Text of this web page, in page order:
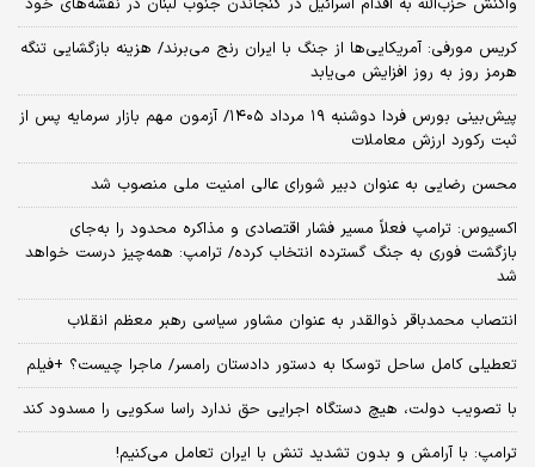
کریس مورفی: آمریکایی‌ها از جنگ با ایران رنج می‌برند/ هزینه بازگشایی تنگه
هرمز روز به روز افزایش می‌یابد
​پیش‌بینی بورس فردا دوشنبه ۱۹ مرداد ۱۴۰۵/ آزمون مهم بازار سرمایه پس از
ثبت رکورد ارزش معاملات
محسن رضایی به عنوان دبیر شورای عالی امنیت ملی منصوب شد
اکسیوس: ترامپ فعلاً مسیر فشار اقتصادی و مذاکره محدود را به‌جای
بازگشت فوری به جنگ گسترده انتخاب کرده/ ترامپ: همه‌چیز درست خواهد
شد
انتصاب محمدباقر ذوالقدر به عنوان مشاور سیاسی رهبر معظم انقلاب
تعطیلی کامل ساحل توسکا به دستور دادستان رامسر/ ماجرا چیست؟ +فیلم
با تصویب دولت، هیچ دستگاه اجرایی حق ندارد راسا سکویی را مسدود کند
ترامپ: با آرامش و بدون تشدید تنش با ایران تعامل می‌کنیم!